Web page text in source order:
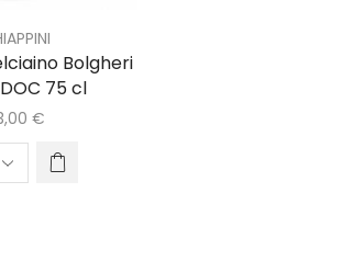
Bolgheri
75 cl
€